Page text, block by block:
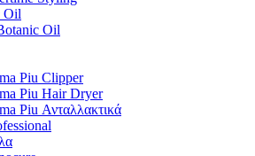
Oil
Oil
Piu Clipper
Piu Hair Dryer
Piu Ανταλλακτικά